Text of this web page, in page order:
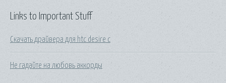
Links to Important Stuff
Скачать драйвера для htc desire c
Не гадайте на любовь аккорды